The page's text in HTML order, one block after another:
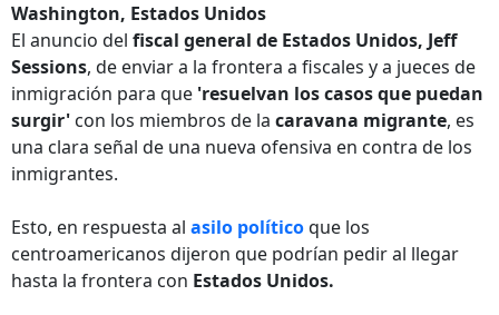
Washington, Estados Unidos
El anuncio del fiscal general de Estados Unidos, Jeff
Sessions, de enviar a la frontera a fiscales y a jueces de
inmigración para que 'resuelvan los casos que puedan
surgir' con los miembros de la caravana migrante, es
una clara señal de una nueva ofensiva en contra de los
inmigrantes.
Esto, en respuesta al asilo políticoque los
centroamericanos dijeron que podrían pedir al llegar
hasta la frontera con Estados Unidos.